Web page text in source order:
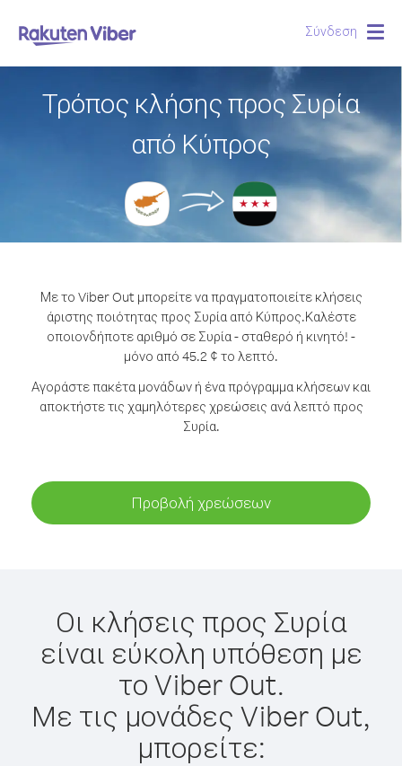
Σύνδεση
Τρόπος κλήσης προς Συρία
από Κύπρος
Με το Viber Out μπορείτε να πραγματοποιείτε κλήσεις
άριστης ποιότητας προς Συρία από Κύπρος.Καλέστε
οποιονδήποτε αριθμό σε Συρία - σταθερό ή κινητό! -
μόνο από 45.2 ¢ το λεπτό.
Αγοράστε πακέτα μονάδων ή ένα πρόγραμμα κλήσεων και
αποκτήστε τις χαμηλότερες χρεώσεις ανά λεπτό προς
Συρία.
Προβολή χρεώσεων
Οι κλήσεις προς Συρία
είναι εύκολη υπόθεση με
το Viber Out.
Με τις μονάδες Viber Out,
μπορείτε: